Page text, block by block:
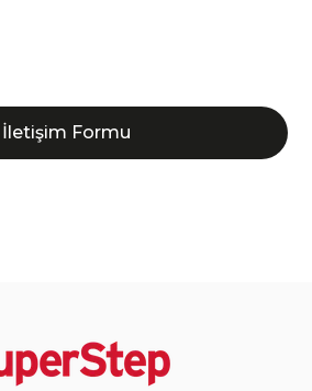
İletişim Formu